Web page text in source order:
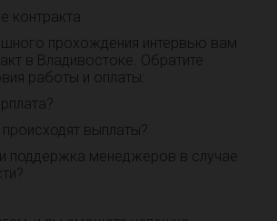
контракта
прохождения интервью вам
в Владивостоке. Обратите
работы и оплаты:
выплаты?
поддержка менеджеров в случае